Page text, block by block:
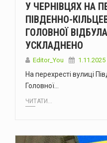
У ЧЕРНІВЦЯХ НА
ПІВДЕННО-
ГОЛОВНОЇ
УСКЛАДНЕНО
Editor_You
На перехресті вулиці
Головної…
ЧИТАТИ...